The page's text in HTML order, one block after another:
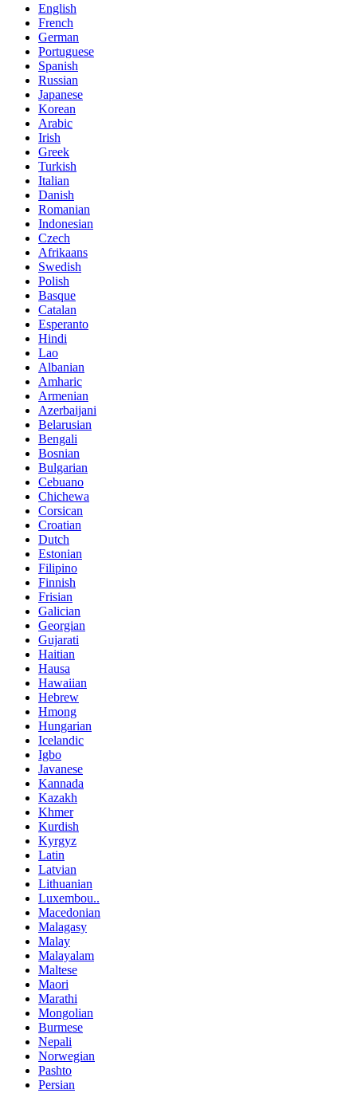
English
French
German
Portuguese
Spanish
Russian
Japanese
Korean
Arabic
Irish
Greek
Turkish
Italian
Danish
Romanian
Indonesian
Czech
Afrikaans
Swedish
Polish
Basque
Catalan
Esperanto
Hindi
Lao
Albanian
Amharic
Armenian
Azerbaijani
Belarusian
Bengali
Bosnian
Bulgarian
Cebuano
Chichewa
Corsican
Croatian
Dutch
Estonian
Filipino
Finnish
Frisian
Galician
Georgian
Gujarati
Haitian
Hausa
Hawaiian
Hebrew
Hmong
Hungarian
Icelandic
Igbo
Javanese
Kannada
Kazakh
Khmer
Kurdish
Kyrgyz
Latin
Latvian
Lithuanian
Luxembou..
Macedonian
Malagasy
Malay
Malayalam
Maltese
Maori
Marathi
Mongolian
Burmese
Nepali
Norwegian
Pashto
Persian